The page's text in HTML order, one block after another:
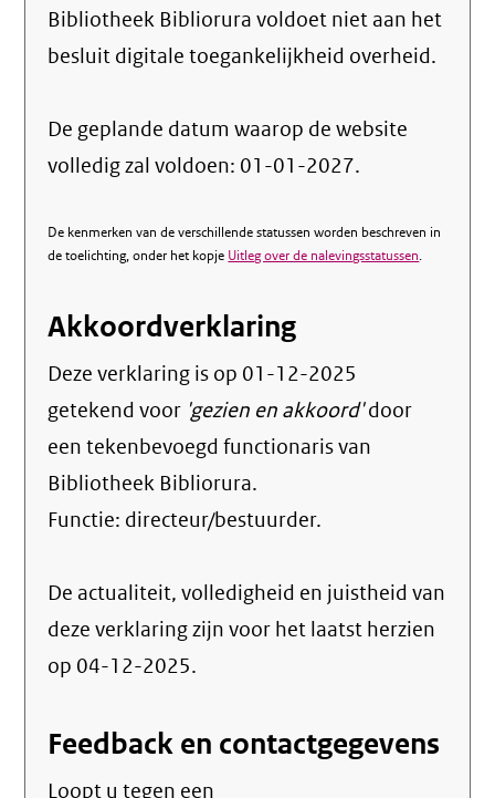
Bibliotheek Bibliorura voldoet niet aan het
besluit digitale toegankelijkheid overheid.
De geplande datum waarop de website
volledig zal voldoen: 01-01-2027.
De kenmerken van de verschillende statussen worden beschreven in
de toelichting, onder het kopje Uitleg over de nalevingsstatussen.
Akkoordverklaring
Deze verklaring is op 01-12-2025
getekend voor 'gezien en akkoord'door
een tekenbevoegd functionaris van
Bibliotheek Bibliorura.
Functie: directeur/bestuurder.
De actualiteit, volledigheid en juistheid van
deze verklaring zijn voor het laatst herzien
op 04-12-2025.
Feedback en contactgegevens
Loopt u tegen een